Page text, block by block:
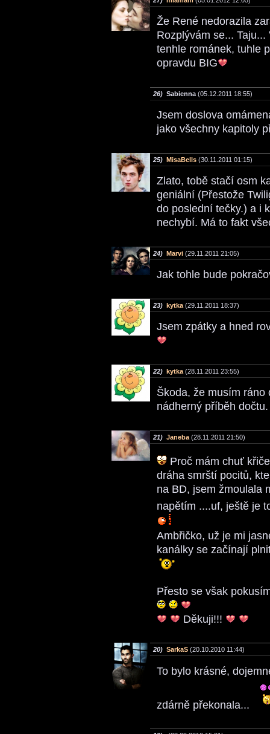
Že René nedorazila
Rozplývám se...
tenhle románek, tuhle
opravdu BIG
26) Sabienna (05.12.2011 18:55)
Jsem doslova
jako všechny kapitoly
25) MisaBells (30.11.2011 01:15)
Zlato, tobě stačí osm
geniální (Přestože
do poslední tečky.) a i
nechybí. Má to fakt
24) Marvi (29.11.2011 21:05)
Jak tohle bude
23) kytka (29.11.2011 18:37)
Jsem zpátky a hned
22) kytka (28.11.2011 23:55)
Škoda, že musím
nádherný příběh
21) Janeba (28.11.2011 21:50)
Proč mám chuť
dráha smrští pocitů,
na BD, jsem žmoulala
napětím ....uf, ještě je
Ambřičko, už je mi
kanálky se začínají
Přesto se však
Děkuji!!!
20) SarkaS (20.10.2010 11:44)
To bylo krásné,
zdárně překonala...